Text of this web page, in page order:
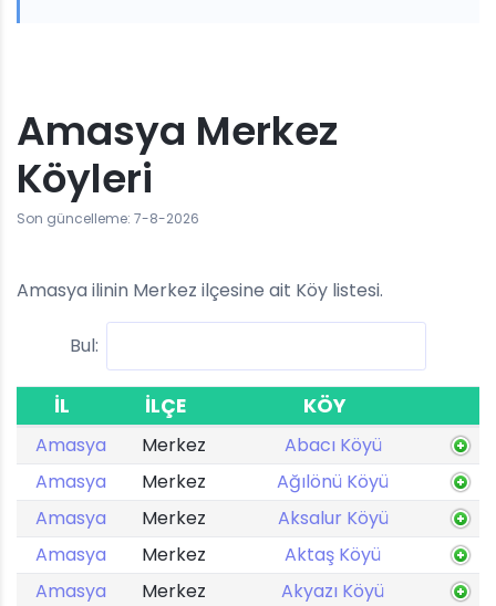
Amasya Merkez
Köyleri
Son güncelleme: 7-8-2026
Amasya ilinin Merkez ilçesine ait Köy listesi.
Bul:
İL İLÇE KÖY
Amasya Merkez
Abacı Köyü
Amasya
Merkez
Ağılönü Köyü
Amasya
Merkez
Aksalur Köyü
Amasya
Merkez
Aktaş Köyü
Amasya
Merkez Akyazı Köyü